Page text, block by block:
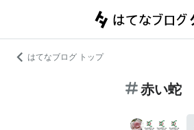
はてなブログ トップ
赤い蛇